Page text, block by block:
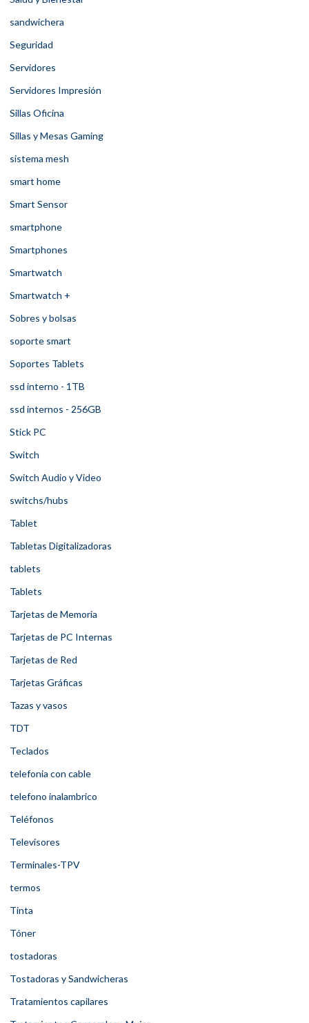
sandwichera
Seguridad
Servidores
Servidores Impresión
Sillas Oficina
Sillas y Mesas Gaming
sistema mesh
smart home
Smart Sensor
smartphone
Smartphones
Smartwatch
Smartwatch +
Sobres y bolsas
soporte smart
Soportes Tablets
ssd interno - 1TB
ssd internos - 256GB
Stick PC
Switch
Switch Audio y Video
switchs/hubs
Tablet
Tabletas Digitalizadoras
tablets
Tablets
Tarjetas de Memoria
Tarjetas de PC Internas
Tarjetas de Red
Tarjetas Gráficas
Tazas y vasos
TDT
Teclados
telefonia con cable
telefono inalambrico
Teléfonos
Televisores
Terminales-TPV
termos
Tinta
Tóner
tostadoras
Tostadoras y Sandwicheras
Tratamientos capilares